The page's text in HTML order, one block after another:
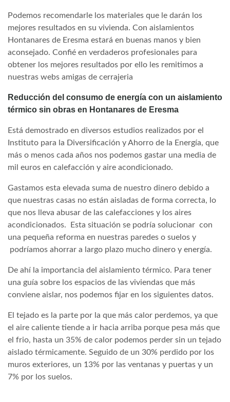
Podemos recomendarle los materiales que le darán los
mejores resultados en su vivienda. Con aislamientos
Hontanares de Eresma estará en buenas manos y bien
aconsejado. Confié en verdaderos profesionales para
obtener los mejores resultados por ello les remitimos a
nuestras webs amigas de cerrajeria
Reducción del consumo de energía con un aislamiento
térmico sin obras en Hontanares de Eresma
Está demostrado en diversos estudios realizados por el
Instituto para la Diversificación y Ahorro de la Energía, que
más o menos cada años nos podemos gastar una media de
mil euros en calefacción y aire acondicionado.
Gastamos esta elevada suma de nuestro dinero debido a
que nuestras casas no están aisladas de forma correcta, lo
que nos lleva abusar de las calefacciones y los aires
acondicionados. Esta situación se podría solucionar con
una pequeña reforma en nuestras paredes o suelos y
podríamos ahorrar a largo plazo mucho dinero y energía.
De ahí la importancia del aislamiento térmico. Para tener
una guía sobre los espacios de las viviendas que más
conviene aislar, nos podemos fijar en los siguientes datos.
El tejado es la parte por la que más calor perdemos, ya que
el aire caliente tiende a ir hacia arriba porque pesa más que
el frio, hasta un 35% de calor podemos perder sin un tejado
aislado térmicamente. Seguido de un 30% perdido por los
muros exteriores, un 13% por las ventanas y puertas y un
7% por los suelos.